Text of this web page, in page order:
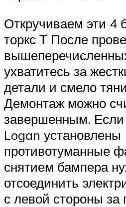
Откручиваем эти 4
торкс Т После
ухватитесь за
детали и смело
Демонтаж можно
завершенным.
Logan установлены
противотуманные
снятием бампера
отсоединить
с левой стороны за